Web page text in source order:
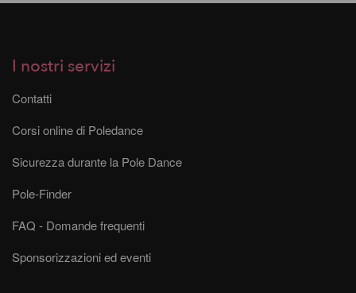
I nostri servizi
Contatti
Corsi online di Poledance
Sicurezza durante la Pole Dance
Pole-Finder
FAQ - Domande frequenti
Sponsorizzazioni ed eventi